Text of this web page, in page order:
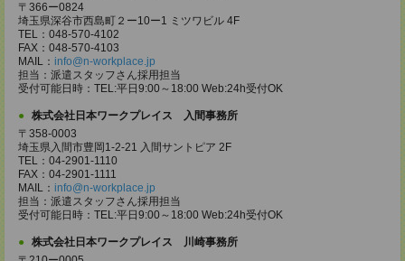
〒366ー0824
埼玉県深谷市西島町２ー10ー1 ミツワビル 4F
TEL：048-570-4102
FAX：048-570-4103
MAIL： info@n-workplace.jp
担当：派遣スタッフさん採用担当
受付可能日時：TEL:平日9:00～18:00 Web:24h受付OK
株式会社日本ワークプレイス 入間事務所
〒358-0003
埼玉県入間市豊岡1-2-21 入間サントピア 2F
TEL：04-2901-1110
FAX：04-2901-1111
MAIL： info@n-workplace.jp
担当：派遣スタッフさん採用担当
受付可能日時：TEL:平日9:00～18:00 Web:24h受付OK
株式会社日本ワークプレイス 川崎事務所